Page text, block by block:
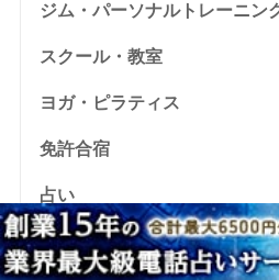
ジム・パーソナルトレーニン
スクール・教室
ヨガ・ピラティス
免許合宿
占い
就職